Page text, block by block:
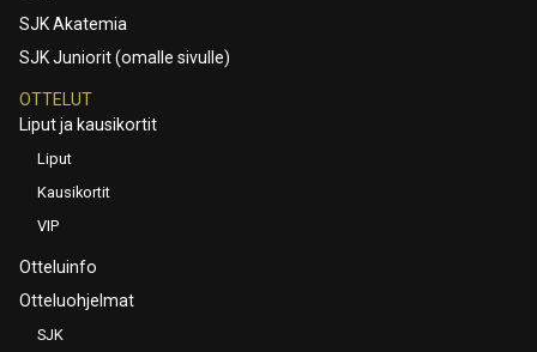
SJK Akatemia
SJK Juniorit (omalle sivulle)
OTTELUT
Liput ja kausikortit
Liput
Kausikortit
VIP
Otteluinfo
Otteluohjelmat
SJK